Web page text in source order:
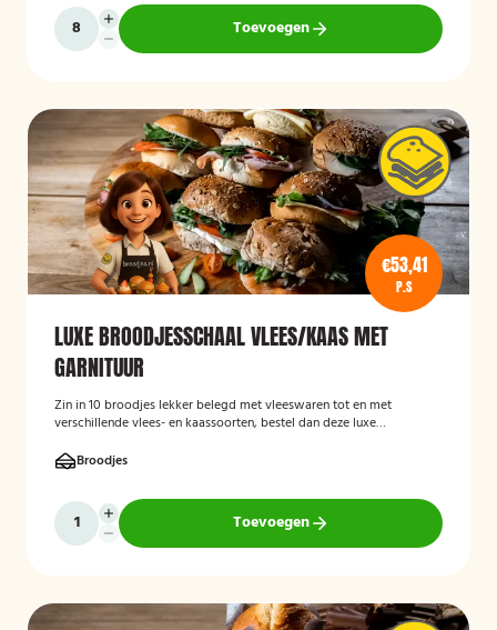
Toevoegen
€53,41
P.S
LUXE BROODJESSCHAAL VLEES/KAAS MET
GARNITUUR
Zin in 10 broodjes lekker belegd met vleeswaren tot en met
verschillende vlees- en kaassoorten, bestel dan deze luxe
Broodjes
Toevoegen